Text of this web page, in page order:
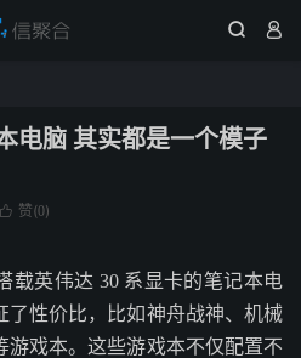
 
电脑 其实都是一个模子
赞(0)
载英伟达 30 系显卡的笔记本电
了性价比，比如神舟战神、机械
游戏本。这些游戏本不仅配置不